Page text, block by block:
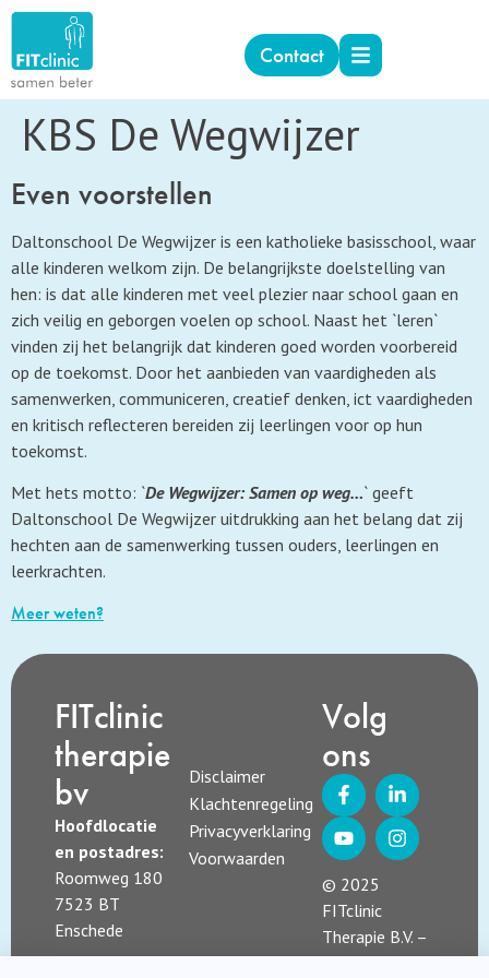
Contact
KBS De Wegwijzer
Even voorstellen
Daltonschool De Wegwijzer is een katholieke basisschool, waar
alle kinderen welkom zijn. De belangrijkste doelstelling van
hen: is dat alle kinderen met veel plezier naar school gaan en
zich veilig en geborgen voelen op school. Naast het `leren`
vinden zij het belangrijk dat kinderen goed worden voorbereid
op de toekomst. Door het aanbieden van vaardigheden als
samenwerken, communiceren, creatief denken, ict vaardigheden
en kritisch reflecteren bereiden zij leerlingen voor op hun
toekomst.
Met hets motto: `De Wegwijzer: Samen op weg…` geeft
Daltonschool De Wegwijzer uitdrukking aan het belang dat zij
hechten aan de samenwerking tussen ouders, leerlingen en
leerkrachten.
Meer weten?
FITclinic
therapie
bv
Hoofdlocatie
en postadres:
Roomweg 180
7523 BT
Enschede
Disclaimer
Klachtenregeling
Privacyverklaring
Voorwaarden
Volg
ons
© 2025
FITclinic
Therapie B.V. –
alle rechten